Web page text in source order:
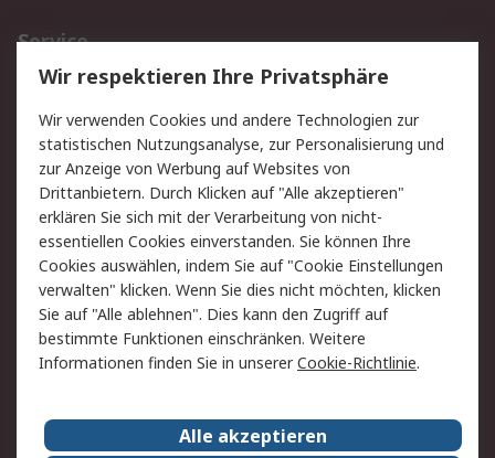
Service
Value Added Services
Lieferlösungen
Rücksendungen
Kontakt
Hilfe
Rechtliches
AGB
Datenschutz
Cookie-Richtlinie
Zahlungsbedingungen
Copyright/Impressum
Über RS
Karriere bei RS
Nachhaltigkeit
Wir respektieren Ihre Privatsphäre
Wir verwenden Cookies und andere Technologien zur
statistischen Nutzungsanalyse, zur Personalisierung und
zur Anzeige von Werbung auf Websites von
Drittanbietern. Durch Klicken auf "Alle akzeptieren"
erklären Sie sich mit der Verarbeitung von nicht-
essentiellen Cookies einverstanden. Sie können Ihre
Cookies auswählen, indem Sie auf "Cookie Einstellungen
verwalten" klicken. Wenn Sie dies nicht möchten, klicken
Sie auf "Alle ablehnen". Dies kann den Zugriff auf
bestimmte Funktionen einschränken. Weitere
Informationen finden Sie in unsererCookie-Richtlinie.
Alle akzeptieren